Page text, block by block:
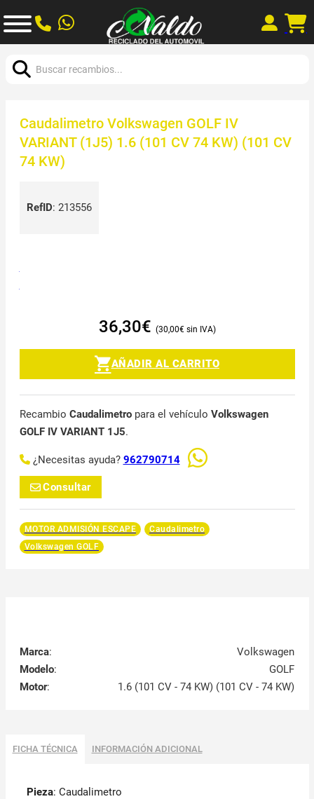
Caudalimetro Volkswagen GOLF IV
VARIANT (1J5) 1.6 (101 CV 74 KW) (101 CV
74 KW)
RefID: 213556
36,30€ 30,00€
AÑADIR AL CARRITO
Recambio Caudalimetropara el vehículo Volkswagen
GOLF IV VARIANT 1J5.
¿Necesitas ayuda? 962790714
Consultar
MOTOR ADMISIÓN ESCAPE
Caudalimetro
Volkswagen GOLF
Marca:
Volkswagen
Modelo:
GOLF
Motor: 1.6 (101 CV - 74 KW) (101 CV - 74 KW)
FICHA TÉCNICA INFORMACIÓN ADICIONAL
Pieza: Caudalimetro